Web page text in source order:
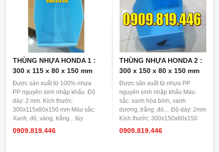
THÙNG NHỰA HONDA 1 :
300 x 115 x 80 x 150 mm
Được sản xuất từ 100% nhựa
PP nguyên sinh nhập khẩu. Độ
dày: 2 mm. Kích thước:
300x115x80x150 mm Màu sắc:
Xanh, đỏ, vàng, trắng... tùy
khách hàng lựa chọn.
0909.819.446
THÙNG NHỰA HONDA 2 :
300 x 150 x 80 x 150 mm
Được sản xuất từ nhựa PP
nguyên sinh nhập khẩu Màu
sắc: xanh hòa bình, xanh
dương, trắng, đỏ.... Độ dày: 2mm
Kích thước: 300x150x80x150
mm
0909.819.446